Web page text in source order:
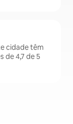
cidade têm
de 4,7 de 5